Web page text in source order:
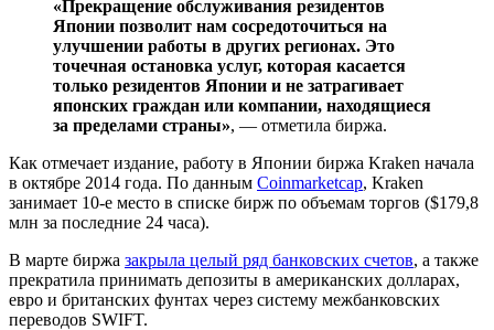
«Прекращение обслуживания резидентов
Японии позволит нам сосредоточиться на
улучшении работы в других регионах. Это
точечная остановка услуг, которая касается
только резидентов Японии и не затрагивает
японских граждан или компании, находящиеся
за пределами страны», — отметила биржа.
Как отмечает издание, работу в Японии биржа Kraken начала
в октябре 2014 года. По данным Coinmarketcap, Kraken
занимает 10-е место в списке бирж по объемам торгов ($179,8
млн за последние 24 часа).
В марте биржа закрыла целый ряд банковских счетов, а также
прекратила принимать депозиты в американских долларах,
евро и британских фунтах через систему межбанковских
переводов SWIFT.